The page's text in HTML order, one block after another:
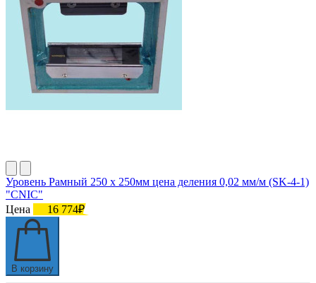
Уровень Рамный 250 х 250мм цена деления 0,02 мм/м (SK-4-1)
"CNIC"
Цена
16 774₽
В корзину